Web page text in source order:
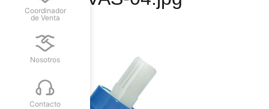
Coordinador
de Venta
Nosotros
Contacto